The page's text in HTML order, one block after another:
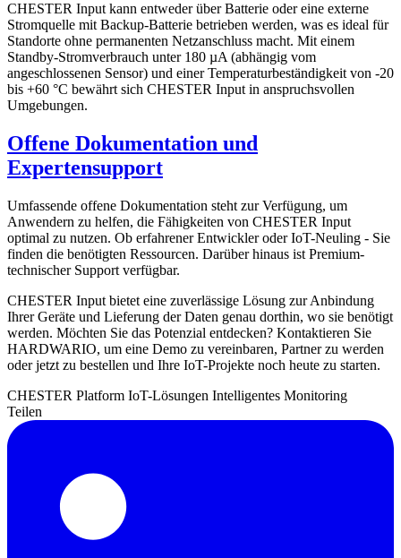
CHESTER Input kann entweder über Batterie oder eine externe
Stromquelle mit Backup-Batterie betrieben werden, was es ideal für
Standorte ohne permanenten Netzanschluss macht. Mit einem
Standby-Stromverbrauch unter 180 µA (abhängig vom
angeschlossenen Sensor) und einer Temperaturbeständigkeit von -20
bis +60 °C bewährt sich CHESTER Input in anspruchsvollen
Umgebungen.
Offene Dokumentation und
Expertensupport
Umfassende offene Dokumentation steht zur Verfügung, um
Anwendern zu helfen, die Fähigkeiten von CHESTER Input
optimal zu nutzen. Ob erfahrener Entwickler oder IoT-Neuling - Sie
finden die benötigten Ressourcen. Darüber hinaus ist Premium-
technischer Support verfügbar.
CHESTER Input bietet eine zuverlässige Lösung zur Anbindung
Ihrer Geräte und Lieferung der Daten genau dorthin, wo sie benötigt
werden. Möchten Sie das Potenzial entdecken? Kontaktieren Sie
HARDWARIO, um eine Demo zu vereinbaren, Partner zu werden
oder jetzt zu bestellen und Ihre IoT-Projekte noch heute zu starten.
CHESTER Platform IoT-Lösungen Intelligentes Monitoring
Teilen